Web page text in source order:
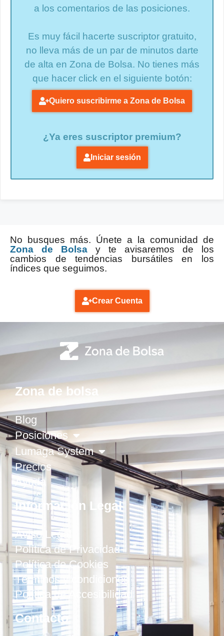
a los comentarios de las posiciones.
Es muy fácil hacerte suscriptor gratuito,
no lleva más de un par de minutos darte
de alta en Zona de Bolsa. No tienes más
que hacer click en el siguiente botón:
Quiero suscribirme a Zona de Bolsa
¿Ya eres suscriptor premium?
Iniciar sesión
No busques más. Únete a la comunidad de
Zona de Bolsa y te avisaremos de los
cambios de tendencias bursátiles en los
índices que seguimos.
Crear Cuenta
Zona de bolsa
Blog
Posiciones
Lumaga System
Precios
Ayuda
Información Legal
Aviso Legal
Política de Privacidad
Política de Cookies
Términos y condiciones
Política de Accesibilidad
Contacto